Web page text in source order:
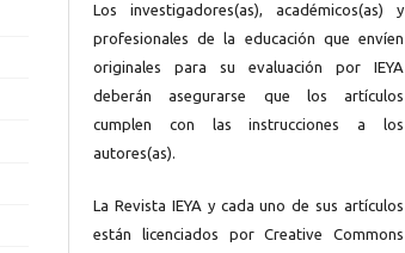
Los investigadores(as), académicos(as) y
profesionales de la educación que envíen
originales para su evaluación por IEYA
deberán asegurarse que los artículos
cumplen con las instrucciones a los
autores(as).
La Revista IEYA y cada uno de sus artículos
están licenciados por Creative Commons